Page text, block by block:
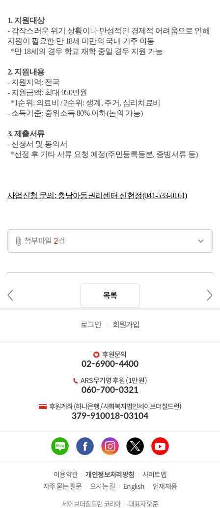
1. 지원대상
- 갑작스러운 위기 상황이나 만성적인 경제적 어려움으로 인해
지원이 필요한 만 18세 미만의 국내 거주 아동
*만 18세의 경우 학교 재학 중일 경우 지원 가능
2. 지원내용
- 지원지역: 전국
- 지원금액: 최대 950만원
*1순위: 의료비 / 2순위: 생계, 주거, 심리치료비
- 소득기준: 중위소득 80% 이하(논의 가능)
3. 제출서류
- 신청서 및 동의서
*선정 후 기타 서류 요청 예정(주민등록등본, 증빙서류 등)
사업신청 문의: 충남아동권리센터 신현정(041-533-0161)
첨부파일 2건
목록
로그인
회원가입
후원문의
02-6900-4400
ARS 무기명 후원 (1만 원)
060-700-0321
후원계좌 (하나은행 / 사회복지법인세이브더칠드런)
379-910018-03104
이용약관 개인정보처리방침
사이트맵
자주 묻는 질문
오시는 길 English
인재채용
세이브더칠드런 코리아
대표자 오준